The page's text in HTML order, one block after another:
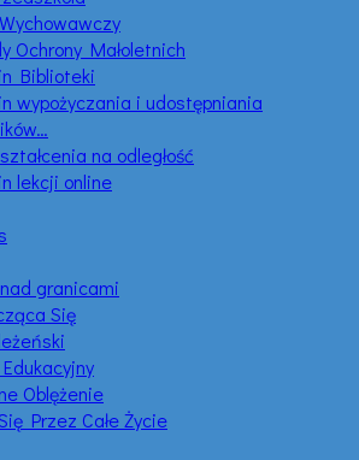
Ochrony Małoletnich
Biblioteki
wypożyczania i udostępniania
na odległość
lekcji online
granicami
Się
Oblężenie
Przez Całe Życie